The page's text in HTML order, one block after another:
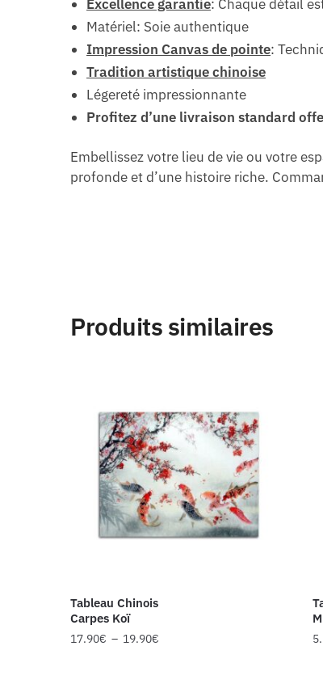
Excellence garantie: Chaque détail
Matériel: Soie authentique
Impression Canvas de pointe:
Tradition artistique chinoise
Légereté impressionnante
Profitez d’une livraison standard
Embellissez votre lieu de vie ou votre
profonde et d’une histoire riche.
Produits similaires
Tableau Chinois
Carpes Koï
17.90€ – 19.90€